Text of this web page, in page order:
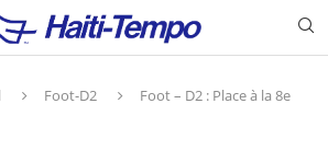
Foot-D2
Foot – D2 : Place à la 8e